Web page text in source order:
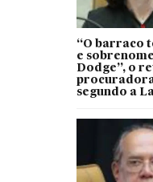
“O barraco
e
Dodge”, o
segundo a